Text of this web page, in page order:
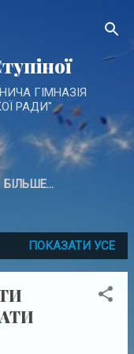
ГІМНАЗІЯ
РАДИ"
БІЛЬШЕ…
ПОКАЗАТИ УСЕ